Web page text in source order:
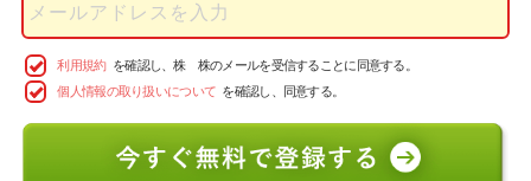
利用規約 を確認し、株 株のメールを受信することに同意する。
個人情報の取り扱いについて を確認し、 同意する。